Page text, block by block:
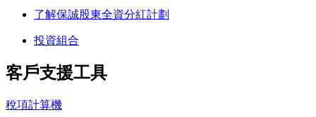
了解保誠股東全資分紅計劃
投資組合
客戶支援工具
稅項計算機